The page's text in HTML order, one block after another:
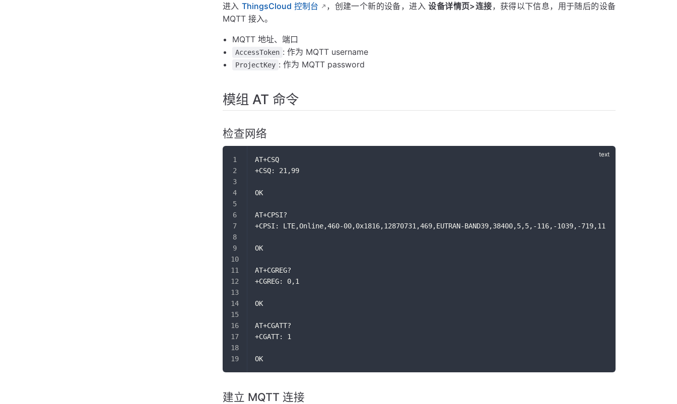
进入ThingsCloud 控制台 ，创建一个新的设备，进入设备详情页>连接，获得以下信息，用于随后的设备
MQTT 接入。
MQTT 地址、端口
AccessToken : 作为 MQTT username
ProjectKey : 作为 MQTT password
模组 AT 命令
检查网络
AT+CSQ
+CSQ: 21,99
OK
AT+CPSI?
+CPSI: LTE,Online,460-00,0x1816,12870731,469,EUTRAN-BAND39,38400,5,5,-116,-1039,-719,11
OK
AT+CGREG?
+CGREG: 0,1
OK
AT+CGATT?
+CGATT: 1
OK
建立 MQTT 连接